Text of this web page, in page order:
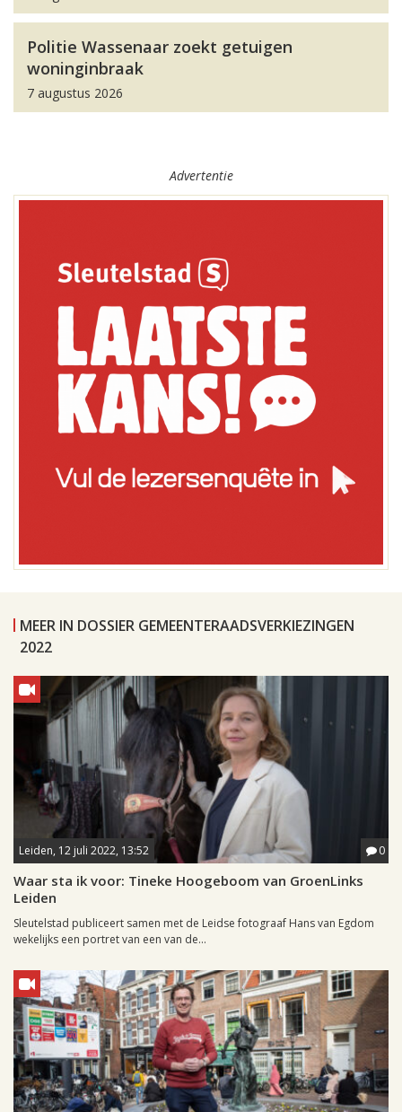
Politie Wassenaar zoekt getuigen
woninginbraak
7 augustus 2026
Advertentie
MEER IN DOSSIER GEMEENTERAADSVERKIEZINGEN
2022
Leiden, 12 juli 2022, 13:52 0
Waar sta ik voor: Tineke Hoogeboom van GroenLinks
Leiden
Sleutelstad publiceert samen met de Leidse fotograaf Hans van Egdom
wekelijks een portret van een van de...